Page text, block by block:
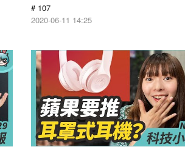
# 107
2020-06-11 14:25